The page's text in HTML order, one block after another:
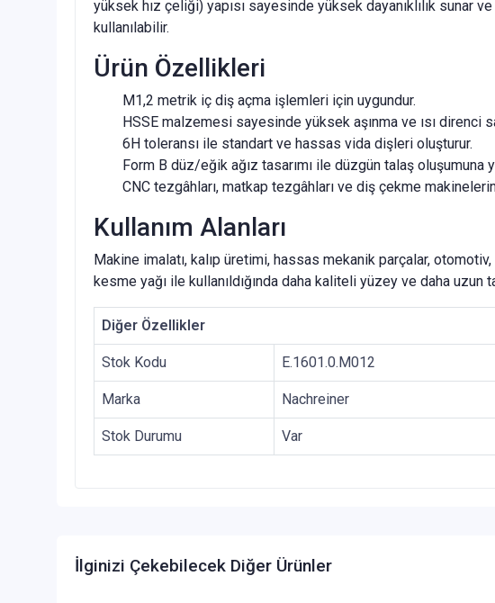
yüksek hız çeliği) yapısı sayesinde yüksek dayanıklılık
kullanılabilir.
Ürün Özellikleri
M1,2 metrik iç diş açma işlemleri için uygundur.
HSSE malzemesi sayesinde yüksek aşınma ve ısı direnci
6H toleransı ile standart ve hassas vida dişleri oluşturur.
Form B düz/eğik ağız tasarımı ile düzgün talaş oluşumuna
CNC tezgâhları, matkap tezgâhları ve diş çekme
Kullanım Alanları
Makine imalatı, kalıp üretimi, hassas mekanik parçalar,
kesme yağı ile kullanıldığında daha kaliteli yüzey ve daha uzun
Diğer Özellikler
Stok Kodu E.1601.0.M012
Marka Nachreiner
Stok Durumu Var
İlginizi Çekebilecek Diğer Ürünler